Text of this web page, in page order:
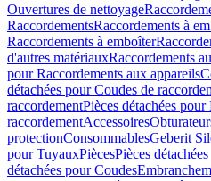
Ouvertures de nettoyage
RaccordementsRaccordements à
Raccordements à emboîter
d'autres matériauxRaccordements
pour Raccordements aux appareils
détachées pour Coudes de
raccordementPièces détachées
raccordementAccessoires
protectionConsommablesGeberit
pour TuyauxPiècesPièces
détachées pour Coudes